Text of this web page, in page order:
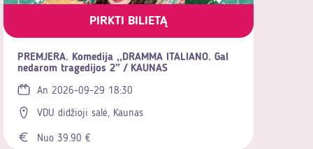
PIRKTI BILIETĄ
PREMJERA. Komedija ,,DRAMMA ITALIANO. Gal
nedarom tragedijos 2” / KAUNAS
An 2026-09-29 18:30
VDU didžioji salė, Kaunas
Nuo 39.90 €